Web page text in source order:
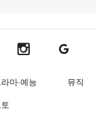
엑스
텐아시아 인스타그램
텐아시아
마·예능
뮤직